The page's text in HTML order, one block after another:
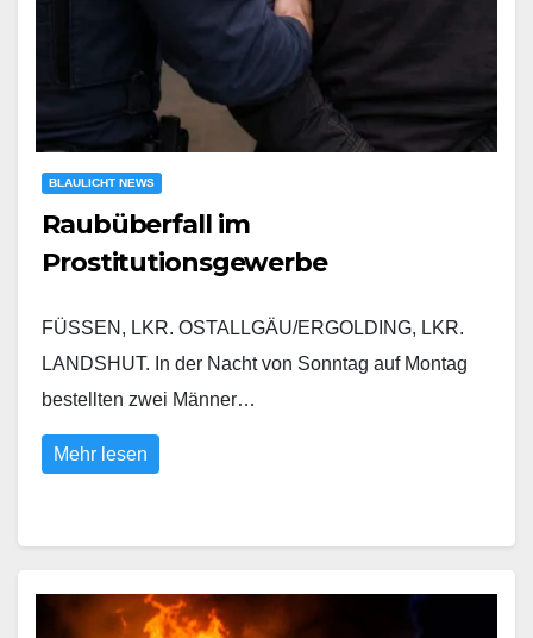
BLAULICHT NEWS
Raubüberfall im
Prostitutionsgewerbe
FÜSSEN, LKR. OSTALLGÄU/ERGOLDING, LKR.
LANDSHUT. In der Nacht von Sonntag auf Montag
bestellten zwei Männer…
Mehr lesen